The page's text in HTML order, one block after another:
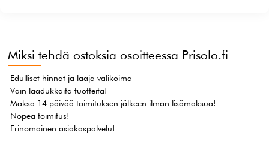
Miksi tehdä ostoksia osoitteessa Prisolo.fi
Edulliset hinnat ja laaja valikoima
Vain laadukkaita tuotteita!
Maksa 14 päivää toimituksen jälkeen ilman lisämaksua!
Nopea toimitus!
Erinomainen asiakaspalvelu!